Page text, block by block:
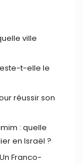
ville
t-elle le
réussir son
: quelle
en Israël ?
Franco-